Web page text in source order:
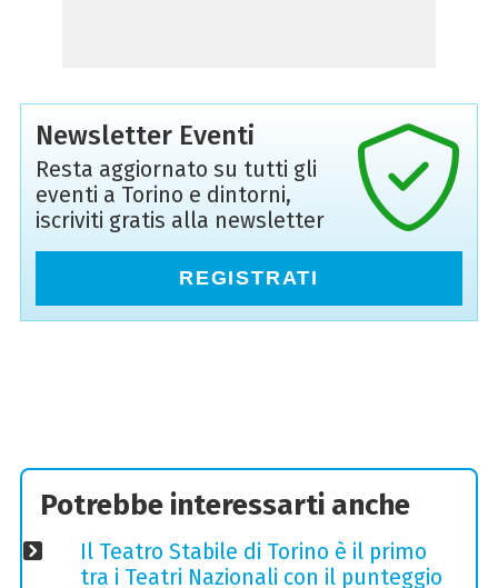
Newsletter Eventi
Resta aggiornato su tutti gli
eventi a Torino e dintorni,
iscriviti gratis alla newsletter
REGISTRATI
Potrebbe interessarti anche
Il Teatro Stabile di Torino è il primo
tra i Teatri Nazionali con il punteggio